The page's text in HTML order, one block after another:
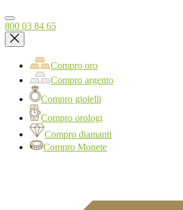
800 03 84 65
Compro oro
Compro argento
Compro gioielli
Compro orologi
Compro diamanti
Compro Monete